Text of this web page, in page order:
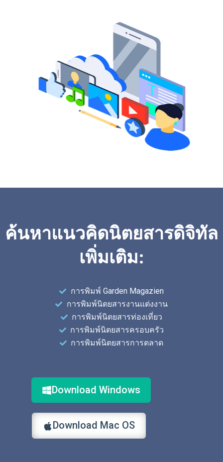
ค้นหาแนวคิดนิตยสารดิจิทัล
เพิ่มเติม:
การพิมพ์ Garden Magazien
การพิมพ์นิตยสารงานแต่งงาน
การพิมพ์นิตยสารท่องเที่ยว
การพิมพ์นิตยสารครอบครัว
การพิมพ์นิตยสารการตลาด
Download Windows
Download Mac OS